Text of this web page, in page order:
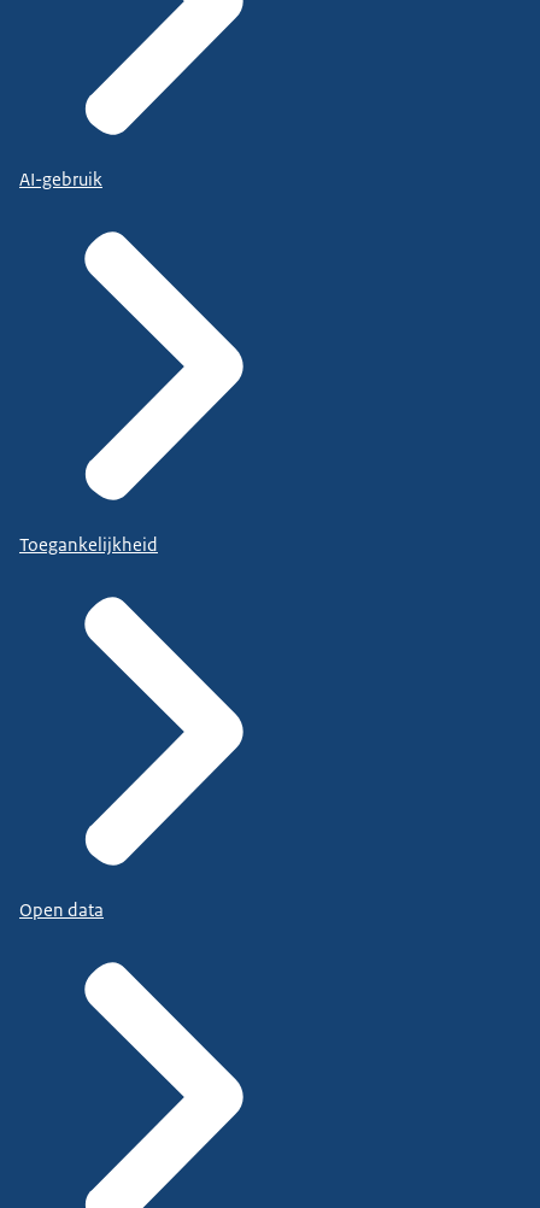
AI-gebruik
Toegankelijkheid
Open data